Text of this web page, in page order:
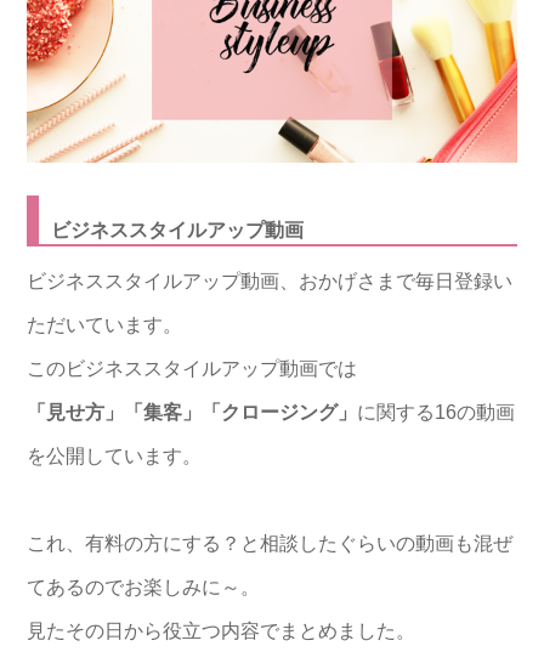
ビジネススタイルアップ動画
ビジネススタイルアップ動画、おかげさまで毎日登録い
ただいています。
このビジネススタイルアップ動画では
「見せ方」「集客」「クロージング」 に関する16の動画
を公開しています。
これ、有料の方にする？と相談したぐらいの動画も混ぜ
てあるのでお楽しみに～。
見たその日から役立つ内容でまとめました。